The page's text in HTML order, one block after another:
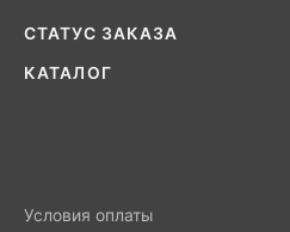
СТАТУС ЗАКАЗА
КАТАЛОГ
Условия оплаты